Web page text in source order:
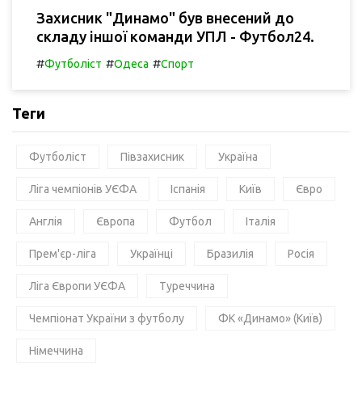
Захисник "Динамо" був внесений до
складу іншої команди УПЛ - Футбол24.
#Футболіст #Одеса #Спорт
Теги
Футболіст Півзахисник Україна
Ліга чемпіонів УЄФА Іспанія Київ Євро
Англія Європа Футбол Італія
Прем'єр-ліга Українці Бразилія Росія
Ліга Європи УЄФА Туреччина
Чемпіонат України з футболу ФК «Динамо» (Київ)
Німеччина